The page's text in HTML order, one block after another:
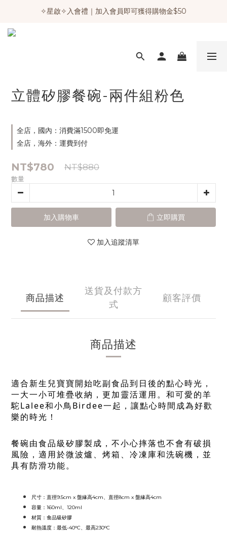
✧星啟✧入會禮｜加入會員即可獲得購物金$50
立體矽膠餐碗-兩件組粉色
全店，國內：消費滿1500即免運
全店，海外：運費到付
NT$780 NT$880
數量
加入購物車 立即購買
加入追蹤清單
商品描述
送貨及付款方
式
顧客評價
商品描述
適合新生兒寶寶開始吃副食品到日後的點心時光，
一大一小可堆疊收納，更加靈活運用。和可愛的羊
駝Lalee和小鳥Birdee一起，讓點心時間成為好歡
樂的時光！
餐碗由食品級矽膠製成，不小心摔落也不會有破損
風險，適用於微波爐、烤箱、冷凍庫和洗碗機，並
具有防滑功能。
尺寸：直徑9.5cm x 盤緣高4cm、直徑8cm x 盤緣高4cm
容量：160ml、120ml
材質：食品級矽膠
耐熱溫度：最低-40°C、最高230°C